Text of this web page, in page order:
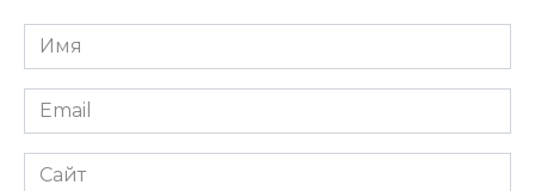
Имя
*
Email
*
Сайт